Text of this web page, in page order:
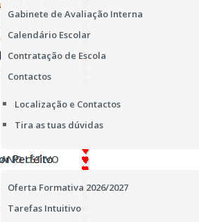
Gabinete de Avaliação Interna
Calendário Escolar
Contratação de Escola
Contactos
Localização e Contactos
Tira as tuas dúvidas
ANO LETIVO
Oferta Formativa 2026/2027
Tarefas Intuitivo